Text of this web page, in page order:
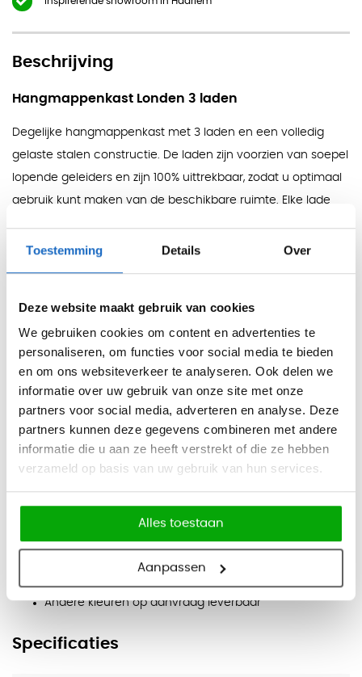
Toestemming Details Over
Deze website maakt gebruik van cookies
We gebruiken cookies om content en advertenties te
personaliseren, om functies voor social media te bieden
en om ons websiteverkeer te analyseren. Ook delen we
informatie over uw gebruik van onze site met onze
partners voor social media, adverteren en analyse. Deze
partners kunnen deze gegevens combineren met andere
informatie die u aan ze heeft verstrekt of die ze hebben
verzameld op basis van uw gebruik van hun services.
Alles toestaan
Aanpassen
Beschrijving
Hangmappenkast Londen 3 laden
Degelijke hangmappenkast met 3 laden en een volledig
gelaste stalen constructie. De laden zijn voorzien van soepel
lopende geleiders en zijn 100% uittrekbaar, zodat u optimaal
gebruik kunt maken van de beschikbare ruimte. Elke lade
dikte van de mappen.
De kast is centraal afsluitbaar en voorzien van een
Eigenschappen
Volledig gelaste stalen romp
Laden geschikt voor A4 en A4 folio hangmappen
Laden 100% uittrekbaar
Dubbelwandige fronten
Ladeblokkering tegen kantelen
Stalen labelhouder
Structuurlak (m.u.v. zilver)
Andere kleuren op aanvraag leverbaar
Specificaties